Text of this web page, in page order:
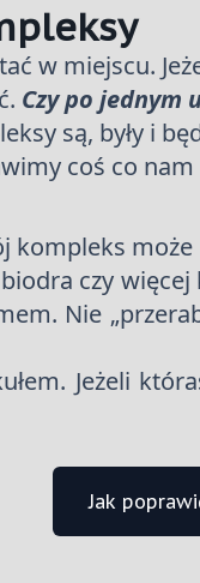
w miejscu.
Czy po jednym
są, były i
coś co
czy
Nie
Jeżeli
Jak